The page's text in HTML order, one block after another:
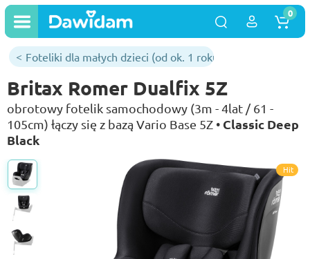
0
Foteliki dla małych dzieci (od ok. 1 roku)
Britax Romer Dualfix 5Z
obrotowy fotelik samochodowy (3m - 4lat / 61 -
105cm) łączy się z bazą Vario Base 5Z • Classic Deep
Black
Hit